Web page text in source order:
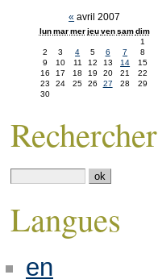
« avril 2007
lun mar mer jeu ven sam dim
1
2
3 4 5 6 7
8
9
10 11 12 13 14
15
16
17 18 19 20 21
22
23
24 25 26 27 28
29
30
Rechercher
Langues
en